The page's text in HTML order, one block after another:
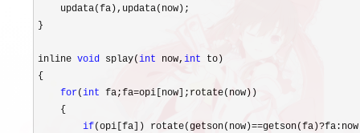
    updata(fa),updata(now);
}
inline void splay(int now, int to)
{
for(int fa;fa=opi[now];rotate(now))
    {
if(opi[fa]) rotate(getson(now)==getson(fa)?